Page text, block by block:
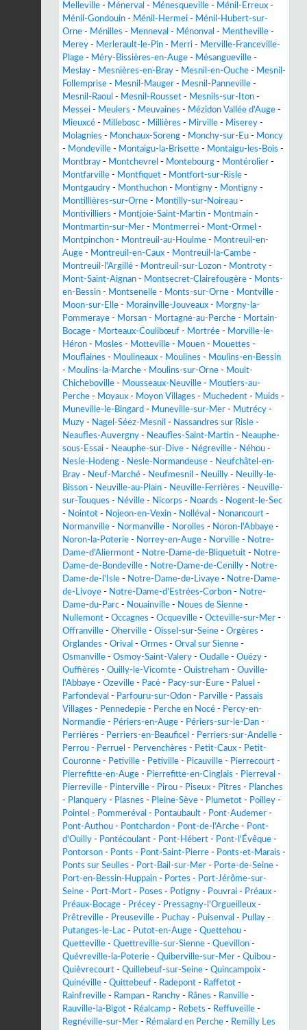
Melleville - Ménerval - Ménesqueville - Ménil-Erreux -
Ménil-Gondouin - Ménil-Hermei - Ménil-Hubert-sur-
Orne - Ménilles - Menneval - Ménonval - Mentheville -
Merey - Merlerault-le-Pin - Merri - Merville-Franceville-
Plage - Méry-Bissières-en-Auge - Mésangueville -
Meslay - Mesnières-en-Bray - Mesnil-en-Ouche - Mesnil-
Follemprise - Mesnil-Mauger - Mesnil-Panneville -
Mesnil-Raoul - Mesnil-Rousset - Mesnils-sur-Iton -
Messei - Meulers - Meuvaines - Mézidon Vallée d'Auge -
Mieuxcé - Millebosc - Millières - Mirville - Miserey -
Molagnies - Monchaux-Soreng - Monchy-sur-Eu - Moncy
- Mondeville - Montaigu-la-Brisette - Montaigu-les-Bois -
Montbray - Montchevrel - Montebourg - Montérolier -
Montfarville - Montfiquet - Montfort-sur-Risle -
Montgaudry - Monthuchon - Montigny - Montigny -
Montillières-sur-Orne - Montilly-sur-Noireau -
Montivilliers - Montjoie-Saint-Martin - Montmain -
Montmartin-sur-Mer - Montmerrei - Mont-Ormel -
Montpinchon - Montreuil-au-Houlme - Montreuil-en-
Auge - Montreuil-en-Caux - Montreuil-la-Cambe -
Montreuil-l'Argillé - Montreuil-sur-Lozon - Montroty -
Mont-Saint-Aignan - Montsecret-Clairefougère - Monts-
en-Bessin - Montsenelle - Monts-sur-Orne - Montville -
Moon-sur-Elle - Morainville-Jouveaux - Morgny-la-
Pommeraye - Morsan - Mortagne-au-Perche - Mortain-
Bocage - Morteaux-Coulibœuf - Mortrée - Morville-le-
Héron - Mosles - Motteville - Mouen - Mouettes -
Mouflaines - Moulineaux - Moulines - Moulins-en-Bessin
- Moulins-la-Marche - Moulins-sur-Orne - Moult-
Chicheboville - Mousseaux-Neuville - Moutiers-au-
Perche - Moyaux - Moyon Villages - Muchedent - Muids -
Muneville-le-Bingard - Muneville-sur-Mer - Mutrécy -
Muzy - Nagel-Séez-Mesnil - Nassandres sur Risle -
Neaufles-Auvergny - Neaufles-Saint-Martin - Neauphe-
sous-Essai - Neauphe-sur-Dive - Négreville - Néhou -
Nesle-Hodeng - Nesle-Normandeuse - Neufchâtel-en-
Bray - Neuf-Marché - Neufmesnil - Neuilly - Neuilly-le-
Bisson - Neuville-au-Plain - Neuville-Ferrières - Neuville-
sur-Touques - Néville - Nicorps - Noards - Nogent-le-Sec
- Nointot - Nojeon-en-Vexin - Nolléval - Nonancourt -
Normanville - Normanville - Norolles - Noron-l'Abbaye -
Noron-la-Poterie - Norrey-en-Auge - Norville - Notre-
Dame-d'Aliermont - Notre-Dame-de-Bliquetuit - Notre-
Dame-de-Bondeville - Notre-Dame-de-Cenilly - Notre-
Dame-de-l'Isle - Notre-Dame-de-Livaye - Notre-Dame-
de-Livoye - Notre-Dame-d'Estrées-Corbon - Notre-
Dame-du-Parc - Nouainville - Noues de Sienne -
Nullemont - Occagnes - Ocqueville - Octeville-sur-Mer -
Offranville - Oherville - Oissel-sur-Seine - Orgères -
Orglandes - Orival - Ormes - Orval sur Sienne -
Osmanville - Osmoy-Saint-Valery - Oudalle - Ouézy -
Ouffières - Ouilly-le-Vicomte - Ouistreham - Ouville-
l'Abbaye - Ozeville - Pacé - Pacy-sur-Eure - Paluel -
Parfondeval - Parfouru-sur-Odon - Parville - Passais
Villages - Pennedepie - Perche en Nocé - Percy-en-
Normandie - Périers-en-Auge - Périers-sur-le-Dan -
Perrières - Perriers-en-Beauficel - Perriers-sur-Andelle -
Perrou - Perruel - Pervenchères - Petit-Caux - Petit-
Couronne - Petiville - Petiville - Picauville - Pierrecourt -
Pierrefitte-en-Auge - Pierrefitte-en-Cinglais - Pierreval -
Pierreville - Pinterville - Pirou - Piseux - Pîtres - Planches
- Planquery - Plasnes - Pleine-Sève - Plumetot - Poilley -
Pointel - Pommeréval - Pontaubault - Pont-Audemer -
Pont-Authou - Pontchardon - Pont-de-l'Arche - Pont-
d'Ouilly - Pontécoulant - Pont-Hébert - Pont-l'Évêque -
Pontorson - Ponts - Pont-Saint-Pierre - Ponts-et-Marais -
Ponts sur Seulles - Port-Bail-sur-Mer - Porte-de-Seine -
Port-en-Bessin-Huppain - Portes - Port-Jérôme-sur-
Seine - Port-Mort - Poses - Potigny - Pouvrai - Préaux -
Préaux-Bocage - Précey - Pressagny-l'Orgueilleux -
Prêtreville - Preuseville - Puchay - Puisenval - Pullay -
Putanges-le-Lac - Putot-en-Auge - Quettehou -
Quetteville - Quettreville-sur-Sienne - Quevillon -
Quévreville-la-Poterie - Quiberville-sur-Mer - Quibou -
Quièvrecourt - Quillebeuf-sur-Seine - Quincampoix -
Quinéville - Quittebeuf - Radepont - Raffetot -
Rainfreville - Rampan - Ranchy - Rânes - Ranville -
Rauville-la-Bigot - Réalcamp - Rebets - Reffuveille -
Regnéville-sur-Mer - Rémalard en Perche - Remilly Les